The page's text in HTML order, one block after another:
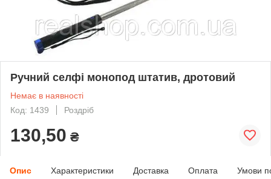
Ручний селфі монопод штатив, дротовий
Немає в наявності
Код: 1439
Роздріб
130,50 ₴
Опис Характеристики Доставка Оплата Умови